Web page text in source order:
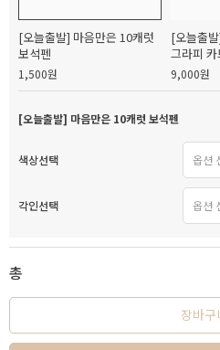
[오늘출발] 마음만은 10캐럿
보석펜
1,500원
[오늘출
그라피 카
9,000원
[오늘출발] 마음만은 10캐럿 보석펜
색상선택
각인선택
총
장바구